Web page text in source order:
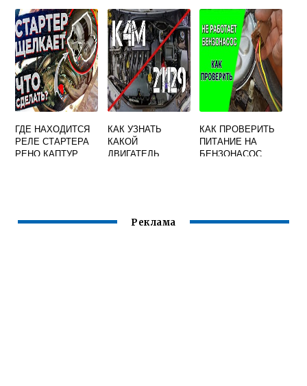
ГДЕ НАХОДИТСЯ
РЕЛЕ СТАРТЕРА
РЕНО КАПТУР
КАК УЗНАТЬ
КАКОЙ
ДВИГАТЕЛЬ
КАК ПРОВЕРИТЬ
ПИТАНИЕ НА
БЕНЗОНАСОС
Реклама